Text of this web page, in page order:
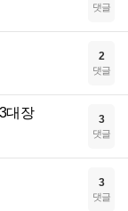
댓글
2
댓글
대장 3
댓글
3
댓글